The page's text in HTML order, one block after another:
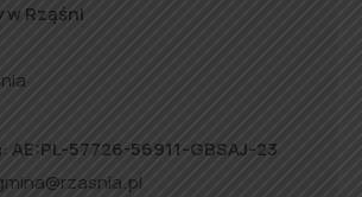
w Rząśni
AE:PL-57726-56911-GBSAJ-23